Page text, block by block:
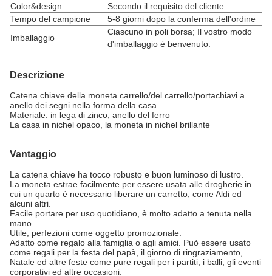
Color&design
Secondo il requisito del cliente
Tempo del campione
5-8 giorni dopo la conferma dell'ordine
Imballaggio
Ciascuno in poli borsa; Il vostro modo
d'imballaggio è benvenuto.
Descrizione
Catena chiave della moneta carrello/del carrello/portachiavi a
anello dei segni nella forma della casa
Materiale: in lega di zinco, anello del ferro
La casa in nichel opaco, la moneta in nichel brillante
Vantaggio
La catena chiave ha tocco robusto e buon luminoso di lustro.
La moneta estrae facilmente per essere usata alle drogherie in
cui un quarto è necessario liberare un carretto, come Aldi ed
alcuni altri.
Facile portare per uso quotidiano, è molto adatto a tenuta nella
mano.
Utile, perfezioni come oggetto promozionale.
Adatto come regalo alla famiglia o agli amici. Può essere usato
come regali per la festa del papà, il giorno di ringraziamento,
Natale ed altre feste come pure regali per i partiti, i balli, gli eventi
corporativi ed altre occasioni.